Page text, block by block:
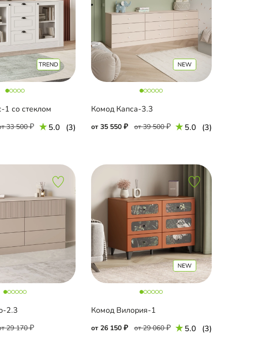
1 со стеклом
33 500 5.0 (3)
Комод Капса-3.3
от 35 550 от 39 500 5.0 (3)
2.3
29 170
Комод Вилория-1
от 26 150 от 29 060 5.0 (3)